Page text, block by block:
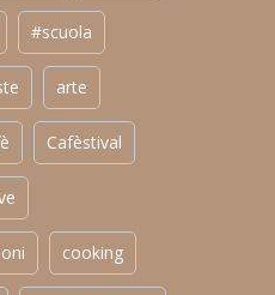
#scuola
arte
Cafèstival
cooking